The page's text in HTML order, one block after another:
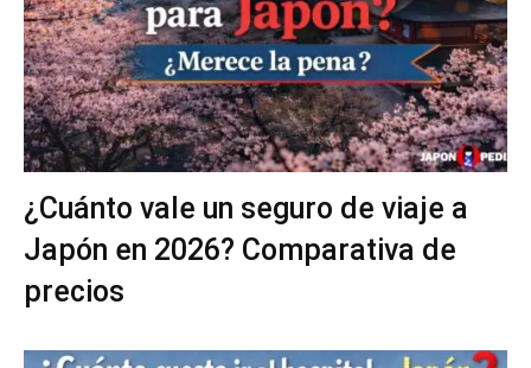
¿Cuánto vale un seguro de viaje a
Japón en 2026? Comparativa de
precios